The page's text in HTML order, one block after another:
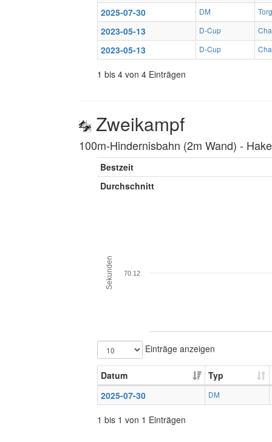
2025-07-30 DM
2023-05-13 D-Cup
2023-05-13 D-Cup
1 bis 4 von 4 Einträgen
Zweikampf
100m-Hindernisbahn (2m Wand) ‐
Bestzeit
Durchschnitt
Sekunden 70.12
Einträge anzeigen
Datum
Typ
2025-07-30
DM
1 bis 1 von 1 Einträgen